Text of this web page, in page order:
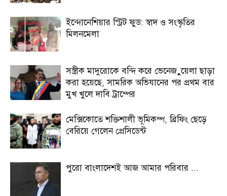
ইন্দোনেশিয়ার স্ট্রিট ফুড: স্বাদ ও সংস্কৃতির
মিলনমেলা
সস্ত্রীক মাদুরোকে বন্দি করে ভেনেজ়ুয়েলা ছাড়া
করা হয়েছে, সামরিক অভিযানের পর প্রথম বার
মুখ খুলে দাবি ট্রাম্পের
মেক্সিকোতে শক্তিশালী ভূমিকম্প, ব্রিফিং ছেড়ে
বেরিয়ে গেলেন প্রেসিডেন্ট
পুরো বাংলাদেশই আজ আমার পরিবার ...